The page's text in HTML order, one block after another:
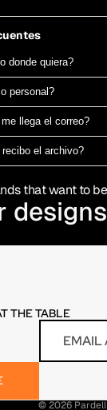
donde quiera?
para imprimir en
ligados a
personal?
camisetas propias
No está permitido
sí.
llega el correo?
primero. Si
por el chat de la
el archivo?
o sublimación.
that want to
THE TABLE
© 2026 Pardell
service
information